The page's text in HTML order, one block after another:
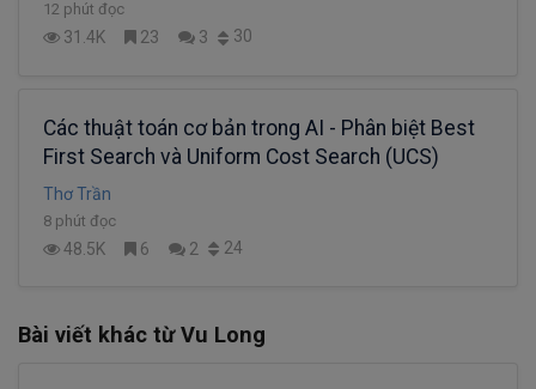
12 phút đọc
31.4K 23 3 30
Các thuật toán cơ bản trong AI - Phân biệt Best
First Search và Uniform Cost Search (UCS)
Thơ Trần
8 phút đọc
48.5K 6 2 24
Bài viết khác từ Vu Long